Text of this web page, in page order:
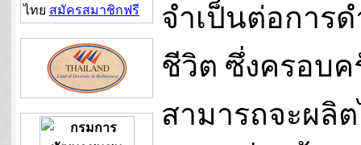
ไทย สมัครสมาชิกฟรี
จำเป็นต่อการด
ชีวิต ซึ่งครอบค
สามารถจะผลิ